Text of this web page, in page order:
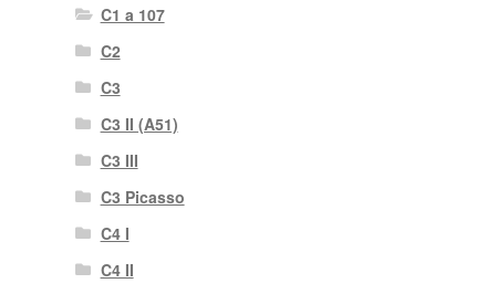
C1 a 107
C2
C3
C3 II (A51)
C3 III
C3 Picasso
C4 I
C4 II